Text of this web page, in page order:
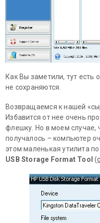
Как Вы заметили, тут есть
не сохраняются.
Возвращаемся к нашей
Избавится от нее очень
флешку. Но в моем случае,
получалось – компьютер
этом маленькая утилита
USB Storage Format Tool (